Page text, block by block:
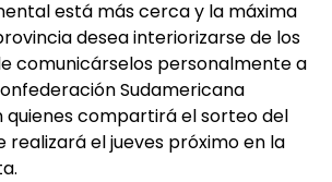
está más cerca y la máxima
desea interiorizarse de los
comunicárselos personalmente a
Sudamericana
compartirá el sorteo del
realizará el jueves próximo en la